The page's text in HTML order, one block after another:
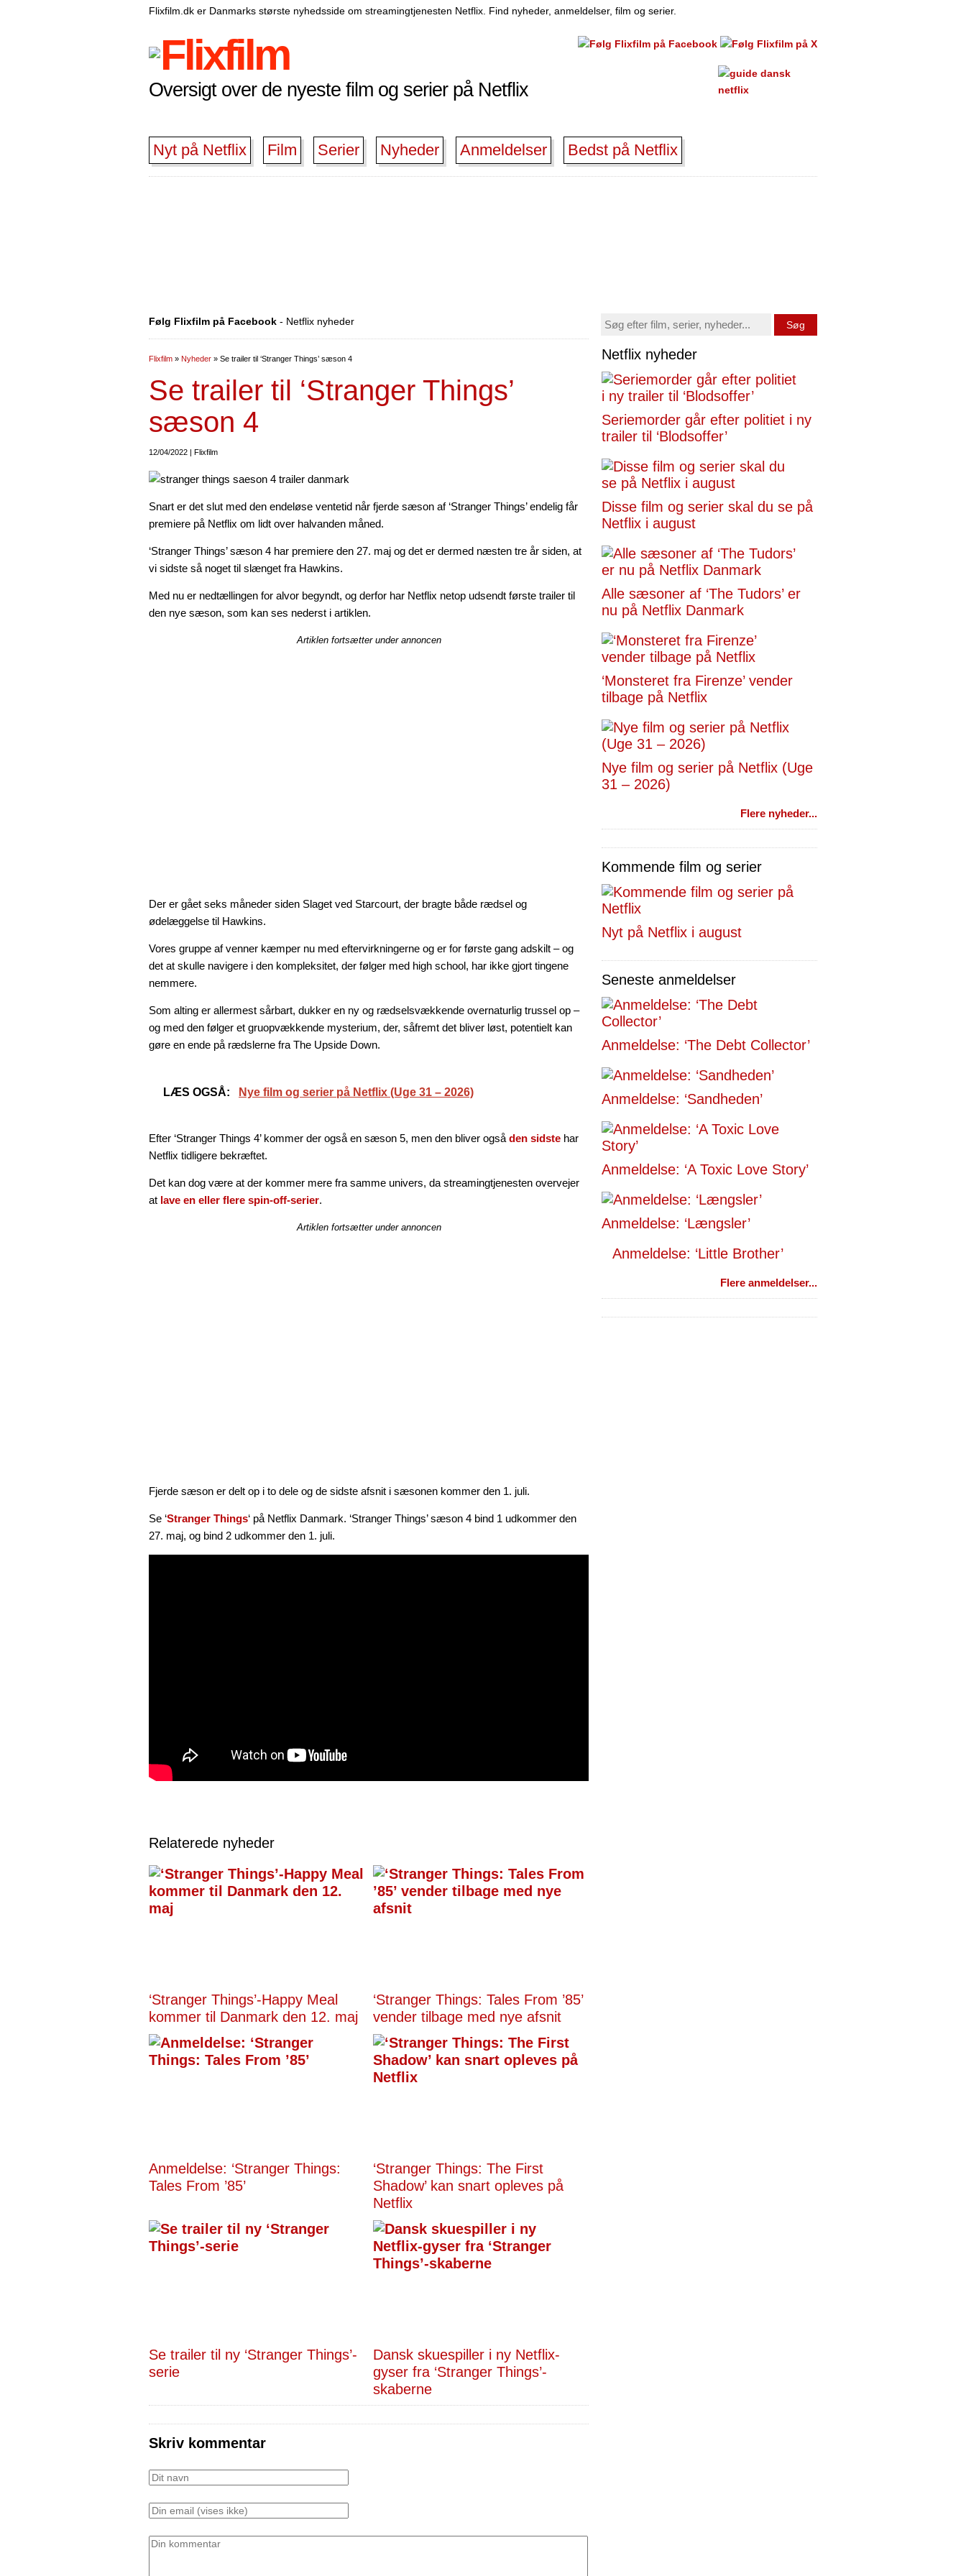
Flixfilm.dk er Danmarks største nyhedsside om streamingtjenesten Netflix. Find nyheder, anmeldelser, film og serier.
Oversigt over de nyeste film og serier på Netflix
Nyt på Netflix Film Serier Nyheder Anmeldelser Bedst på Netflix
Følg Flixfilm på Facebook - Netflix nyheder Søg
Flixfilm » Nyheder » Se trailer til ‘Stranger Things’ sæson 4
Se trailer til ‘Stranger Things’
sæson 4
12/04/2022 | Flixfilm
Snart er det slut med den endeløse ventetid når fjerde sæson af ‘Stranger Things’ endelig får
premiere på Netflix om lidt over halvanden måned.
‘Stranger Things’ sæson 4 har premiere den 27. maj og det er dermed næsten tre år siden, at
vi sidste så noget til slænget fra Hawkins.
Med nu er nedtællingen for alvor begyndt, og derfor har Netflix netop udsendt første trailer til
den nye sæson, som kan ses nederst i artiklen.
Artiklen fortsætter under annoncen
Der er gået seks måneder siden Slaget ved Starcourt, der bragte både rædsel og
ødelæggelse til Hawkins.
Vores gruppe af venner kæmper nu med eftervirkningerne og er for første gang adskilt – og
det at skulle navigere i den kompleksitet, der følger med high school, har ikke gjort tingene
nemmere.
Som alting er allermest sårbart, dukker en ny og rædselsvækkende overnaturlig trussel op –
og med den følger et gruopvækkende mysterium, der, såfremt det bliver løst, potentielt kan
gøre en ende på rædslerne fra The Upside Down.
LÆS OGSÅ: Nye film og serier på Netflix (Uge 31 – 2026)
Efter ‘Stranger Things 4’ kommer der også en sæson 5, men den bliver også den sidste har
Netflix tidligere bekræftet.
Det kan dog være at der kommer mere fra samme univers, da streamingtjenesten overvejer
at lave en eller flere spin-off-serier.
Artiklen fortsætter under annoncen
Fjerde sæson er delt op i to dele og de sidste afsnit i sæsonen kommer den 1. juli.
Se ‘Stranger Things‘ på Netflix Danmark. ‘Stranger Things’ sæson 4 bind 1 udkommer den
27. maj, og bind 2 udkommer den 1. juli.
Relaterede nyheder
‘Stranger Things’-Happy Meal
kommer til Danmark den 12. maj
‘Stranger Things: Tales From ’85’
vender tilbage med nye afsnit
Anmeldelse: ‘Stranger Things:
Tales From ’85’
‘Stranger Things: The First
Shadow’ kan snart opleves på
Netflix
Se trailer til ny ‘Stranger Things’-
serie
Dansk skuespiller i ny Netflix-
gyser fra ‘Stranger Things’-
skaberne
Skriv kommentar
Netflix nyheder
Seriemorder går efter politiet i ny
trailer til ‘Blodsoffer’
Disse film og serier skal du se på
Netflix i august
Alle sæsoner af ‘The Tudors’ er
nu på Netflix Danmark
‘Monsteret fra Firenze’ vender
tilbage på Netflix
Nye film og serier på Netflix (Uge
31 – 2026)
Flere nyheder...
Kommende film og serier
Nyt på Netflix i august
Seneste anmeldelser
Anmeldelse: ‘The Debt Collector’
Anmeldelse: ‘Sandheden’
Anmeldelse: ‘A Toxic Love Story’
Anmeldelse: ‘Længsler’
Anmeldelse: ‘Little Brother’
Flere anmeldelser...